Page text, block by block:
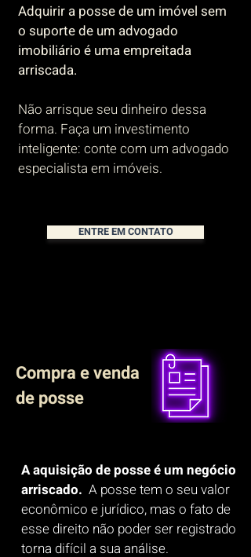
Adquirir a posse de um imóvel sem
o suporte de um advogado
imobiliário é uma empreitada
arriscada.
Não arrisque seu dinheiro dessa
forma. Faça um investimento
inteligente: conte com um advogado
especialista em imóveis.
ENTRE EM CONTATO
Compra e venda
de posse
A aquisição de posse é um negócio
arriscado. A posse tem o seu valor
econômico e jurídico, mas o fato de
esse direito não poder ser registrado
torna difícil a sua análise.